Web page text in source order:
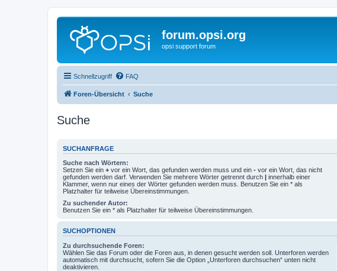
forum.opsi.org
opsi support forum
Schnellzugriff FAQ
Foren-Übersicht Suche
Suche
SUCHANFRAGE
Suche nach Wörtern:
Setzen Sie ein + vor ein Wort, das gefunden werden muss und ein - vor ein Wort, das nicht
gefunden werden darf. Verwenden Sie mehrere Wörter getrennt durch | innerhalb einer
Klammer, wenn nur eines der Wörter gefunden werden muss. Benutzen Sie ein * als
Platzhalter für teilweise Übereinstimmungen.
Zu suchender Autor:
Benutzen Sie ein * als Platzhalter für teilweise Übereinstimmungen.
SUCHOPTIONEN
Zu durchsuchende Foren:
Wählen Sie das Forum oder die Foren aus, in denen gesucht werden soll. Unterforen werden
automatisch mit durchsucht, sofern Sie die Option „Unterforen durchsuchen“ unten nicht
deaktivieren.